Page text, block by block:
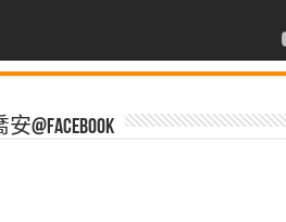
安@Facebook